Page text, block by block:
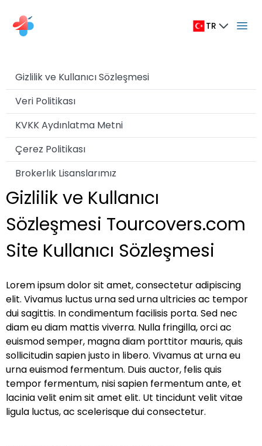
TR
Gizlilik ve Kullanıcı Sözleşmesi
Veri Politikası
KVKK Aydınlatma Metni
Çerez Politikası
Brokerlık Lisanslarımız
Gizlilik ve Kullanıcı
Sözleşmesi Tourcovers.com
Site Kullanıcı Sözleşmesi
Lorem ipsum dolor sit amet, consectetur adipiscing
elit. Vivamus luctus urna sed urna ultricies ac tempor
dui sagittis. In condimentum facilisis porta. Sed nec
diam eu diam mattis viverra. Nulla fringilla, orci ac
euismod semper, magna diam porttitor mauris, quis
sollicitudin sapien justo in libero. Vivamus at urna eu
urna euismod fermentum. Duis auctor, felis quis
tempor fermentum, nisi sapien fermentum ante, et
lacinia velit enim sit amet elit. Ut tincidunt velit vitae
ligula luctus, ac scelerisque dui consectetur.